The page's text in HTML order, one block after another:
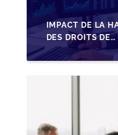
IMPACT DE LA
DES DROITS DE
SUCCESSION EN
WALLONIE SUR
TRANSMISSION